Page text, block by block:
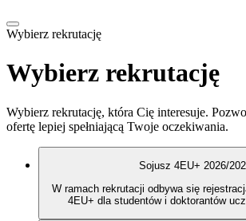
Wybierz rekrutację
Wybierz rekrutację
Wybierz rekrutację, która Cię interesuje.
ofertę lepiej spełniającą Twoje oczekiwania.
Sojusz 4EU+ 2026/
W ramach rekrutacji odbywa się
4EU+ dla studentów i doktorantów